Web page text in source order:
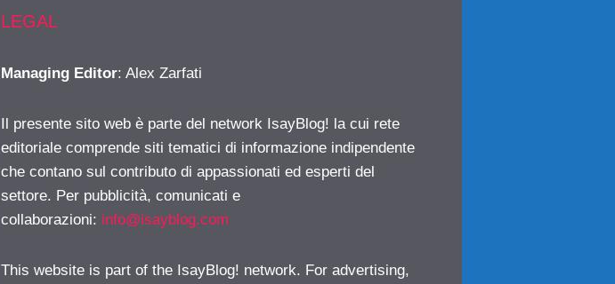
LEGAL
Managing Editor: Alex Zarfati
Il presente sito web è parte del network IsayBlog! la cui rete
editoriale comprende siti tematici di informazione indipendente
che contano sul contributo di appassionati ed esperti del
settore. Per pubblicità, comunicati e
collaborazioni: info@isayblog.com
This website is part of the IsayBlog! network. For advertising,